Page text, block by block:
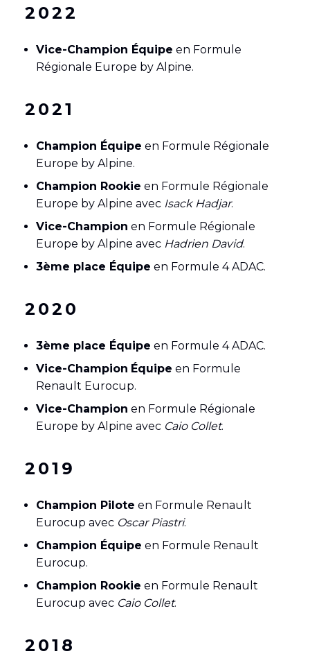
2022
Vice-Champion Équipe en Formule
Régionale Europe by Alpine.
2021
Champion Équipe en Formule Régionale
Europe by Alpine.
Champion Rookie en Formule Régionale
Europe by Alpine avec Isack Hadjar.
Vice-Champion en Formule Régionale
Europe by Alpine avec Hadrien David.
3ème place Équipe en Formule 4 ADAC.
2020
3ème place Équipe en Formule 4 ADAC.
Vice-Champion Équipe en Formule
Renault Eurocup.
Vice-Champion en Formule Régionale
Europe by Alpine avec Caio Collet.
2019
Champion Pilote en Formule Renault
Eurocup avec Oscar Piastri.
Champion Équipe en Formule Renault
Eurocup.
Champion Rookie en Formule Renault
Eurocup avec Caio Collet.
2018